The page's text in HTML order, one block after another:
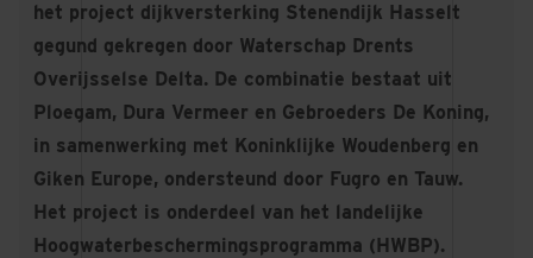
het project dijkversterking Stenendijk Hasselt
gegund gekregen door Waterschap Drents
Overijsselse Delta. De combinatie bestaat uit
Ploegam, Dura Vermeer en Gebroeders De Koning,
in samenwerking met Koninklijke Woudenberg en
Giken Europe, ondersteund door Fugro en Tauw.
Het project is onderdeel van het landelijke
Hoogwaterbeschermingsprogramma (HWBP).